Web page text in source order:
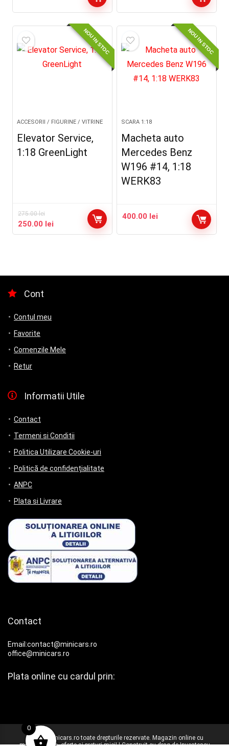
NOU IN STOC
ACCESORII / FIGURINE / VITRINE
Elevator Service,
1:18 GreenLight
275.00lei
Prețul
inițial
250.00 lei
curent
NOU IN STOC
SCARA 1:18
Macheta auto
Mercedes Benz
W196 #14, 1:18
WERK83
400.00 lei
Cont
Contul meu
Favorite
Comenzile Mele
Retur
Informatii Utile
Contact
Termeni si Conditii
Politica Utilizare Cookie-uri
Politică de confidențialitate
ANPC
Plata si Livrare
Contact
Email:contact@minicars.ro
office@minicars.ro
Plata online cu cardul prin:
© 2025 Minicars.ro toate drepturile rezervate. Magazin online cu
0